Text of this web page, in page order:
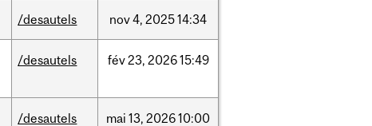
/desautels nov4, 202514:34
/desautels fév23, 202615:49
/desautels mai 13, 202610:00